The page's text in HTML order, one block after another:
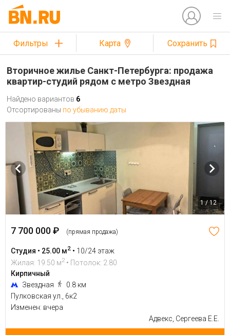
Фильтры Карта Сохранить
Вторичное жилье Санкт-Петербурга: продажа
квартир-студий рядом с метро Звездная
Найдено вариантов 6
Отсортированы по убыванию даты
1 / 12
7 700 000 ₽ (прямая продажа)
Студия • 25.00 м2 • 10/24 этаж
Жилая: 19.50 м2 • Потолок: 2.80
Кирпичный
Звездная
0.8 км
Пулковская ул., 6к2
Изменен: вчера
Адвекс, Сергеева Е.Е.